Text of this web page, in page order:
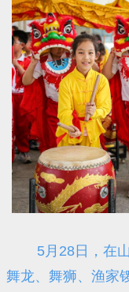
5月28日，在
舞龙、舞狮、渔家